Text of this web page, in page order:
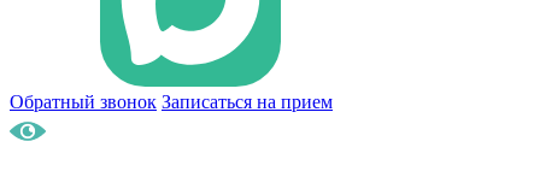
Обратный звонок Записаться на прием